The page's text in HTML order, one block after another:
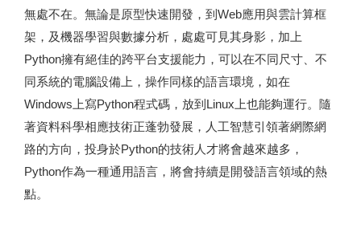
無處不在。無論是原型快速開發，到Web應用與雲計算框
架，及機器學習與數據分析，處處可見其身影，加上
Python擁有絕佳的跨平台支援能力，可以在不同尺寸、不
同系統的電腦設備上，操作同樣的語言環境，如在
Windows上寫Python程式碼，放到Linux上也能夠運行。隨
著資料科學相應技術正蓬勃發展，人工智慧引領著網際網
路的方向，投身於Python的技術人才將會越來越多，
Python作為一種通用語言，將會持續是開發語言領域的熱
點。